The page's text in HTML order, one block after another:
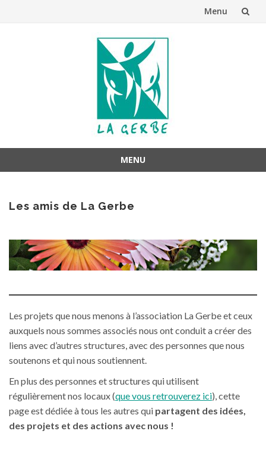
Menu
MENU
contenu
Les amis de La Gerbe
Les projets que nous menons à l’association La Gerbe et ceux
auxquels nous sommes associés nous ont conduit a créer des
liens avec d’autres structures, avec des personnes que nous
soutenons et qui nous soutiennent.
En plus des personnes et structures qui utilisent
régulièrement nos locaux (que vous retrouverez ici), cette
page est dédiée à tous les autres qui partagent des idées,
des projets et des actions avec nous !